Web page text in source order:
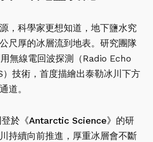
，科學家更想知道，地下鹽水究
尺厚的冰層流到地表。研究團隊
無線電回波探測（Radio Echo
技術，首度描繪出泰勒冰川下方
道。
於 《Antarctic Science》 的研
持續向前推進，厚重冰層會不斷